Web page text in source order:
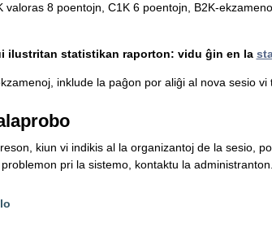
valoras 8 poentojn, C1K 6 poentojn, B2K-
ilustritan statistikan raporton: vidu ĝin en la
inklude la paĝon por aliĝi al nova sesio vi
kiun vi indikis al la organizantoj de la sesio,
pri la sistemo, kontaktu la administranton.